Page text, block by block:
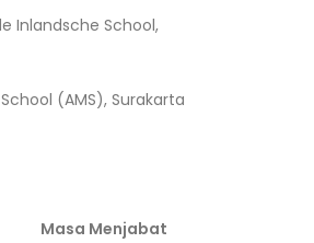
Inlandsche School,
(AMS), Surakarta
Masa Menjabat